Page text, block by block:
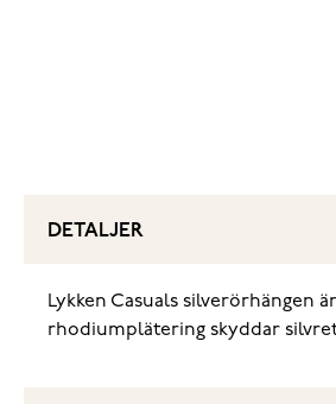
DETALJER
Lykken Casuals silverörhängen
rhodiumplätering skyddar